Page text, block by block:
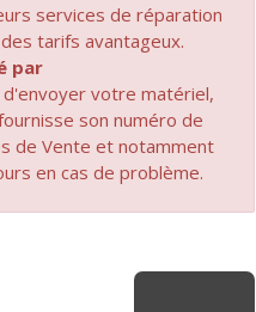
services de réparation
tarifs avantageux.
par
d'envoyer votre matériel,
son numéro de
de Vente et notamment
en cas de problème.